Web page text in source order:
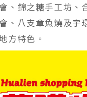
、錦之糖手工坊、
、八支章魚燒及宇
方特色。